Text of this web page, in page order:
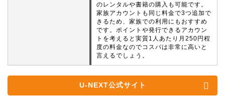
のレンタルや書籍の購入も可能です。
家族アカウントも同じ料金で3つ追加で
きるため、家族での利用にもおすすめ
です。ポイントや発行できるアカウン
トを考えると実質1人あたり月250円程
度の料金なのでコスパは非常に高いと
言えるでしょう。
U-NEXT公式サイト